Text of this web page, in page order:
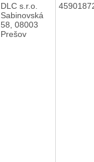
DLC s.r.o.
Sabinovská
58, 08003
Prešov